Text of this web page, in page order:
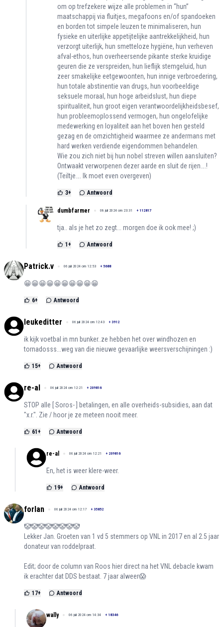
om op trefzekere wijze alle problemen in “hun”
maatschappij via fluitjes, megafoons en/of spandoeken
en borden tot simpele leuzen te minimaliseren, hun
fysieke en uiterlijke appetijtelijke aantrekkelijkheid, hun
verzorgt uiterlijk, hun smetteloze hygiëne, hun verheven
afval-ethos, hun overheersende pikante sterke kruidige
geuren die ze verspreiden, hun lieflijk stemgeluid, hun
zeer smakelijke eetgewoonten, hun innige verbroedering,
hun totale abstinentie van drugs, hun voorbeeldige
seksuele moraal, hun hoge arbeidslust, hun diepe
spiritualiteit, hun groot eigen verantwoordelijkheidsbesef,
hun probleemoplossend vermogen, hun ongelofelijke
medewerking en loyaliteit aan het boven hen gesteld
gezag en de omzichtigheid waarmee ze andermans met
hard werken verdiende eigendommen behandelen.
Wie zou zich niet bij hun nobel streven willen aansluiten?
Ontwaakt verworpenen dezer aarde en sluit de rijen….!
(Teiltje…. Ik moet even overgeven)
3+ Antwoord
dumbfarmer 08 juli 2024 om 23:31 + 112817
tja.. als je het zo zegt... morgen doe ik ook mee! ;)
1 + Antwoord
Patrick.v 06 juli 2024 om 12:53 + 5688
😁😁😁😁😁😁😁😁😁😁
6+ Antwoord
leukeditter 06 juli 2024 om 12:43 + 3912
ik kijk voetbal in mn bunker..ze hebben het over windhozen en
tornadosss...weg van die nieuwe gevaarlijke weersverschijningen :)
15+ Antwoord
re-al 06 juli 2024 om 12:21 + 209816
STOP alle [ Soros- ] betalingen, en alle overheids-subsidies, aan dat
"x.r.". Zie / hoor je ze meteen nooit meer.
61 + Antwoord
re-al 06 juli 2024 om 12:21 + 209816
En, het is weer klere-weer.
19+ Antwoord
forlan 06 juli 2024 om 12:17 + 35852
🤡🤡🤡🤡🤡🤡🤡🤡
Lekker Jan. Groeten van 1 vd 5 stemmers op VNL in 2017 en al 2.5 jaar
donateur van roddelpraat.
Edit; door de column van Roos hier direct na het VNL debacle kwam
ik erachter dat DDS bestaat. 7 jaar alweer😱
17+ Antwoord
wally 06 juli 2024 om 14:34 + 18346